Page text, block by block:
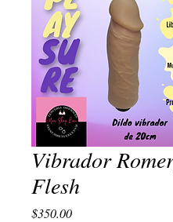
Vibrador
Flesh
$350.00Precio